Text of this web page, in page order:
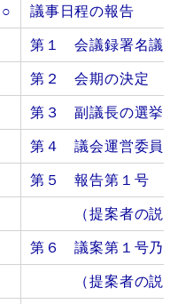
○
議事日程の報告
第１ 会議録署名議
第２ 会期の決定
第３
副議長の選挙
第４ 議会運営委員
第５ 報告第１号
（提案者の
第６ 議案第１号乃
（提案者の